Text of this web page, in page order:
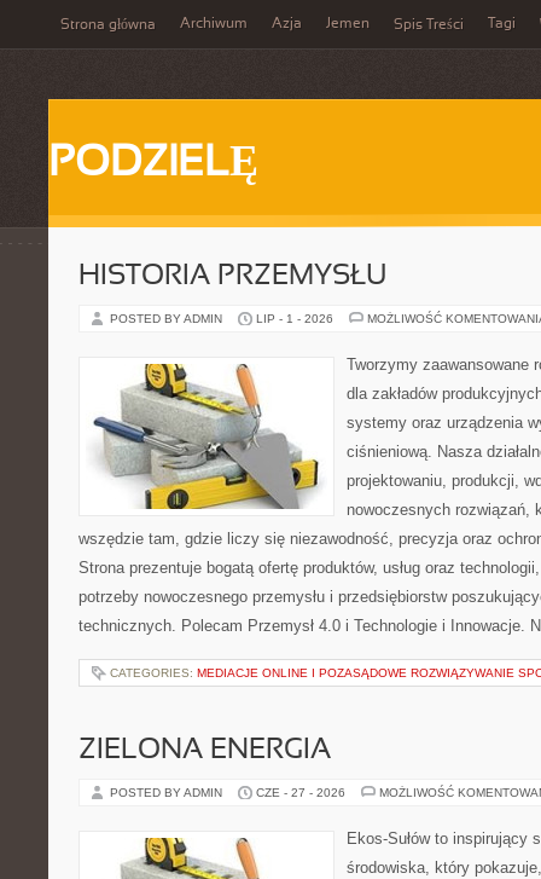
Strona główna Archiwum Azja Jemen Spis Treści Tagi
PODZIELĘ
HISTORIA PRZEMYSŁU
POSTED BY ADMIN LIP - 1 - 2026 MOŻLIWOŚĆ
Tworzymy zaawansowane
dla zakładów
systemy oraz urządzenia
ciśnieniową. Nasza
projektowaniu, produkcji,
nowoczesnych rozwiązań,
wszędzie tam, gdzie liczy się niezawodność, precyzja oraz
Strona prezentuje bogatą ofertę produktów, usług oraz
potrzeby nowoczesnego przemysłu i przedsiębiorstw
technicznych. Polecam Przemysł 4.0 i Technologie i Innowacje.
CATEGORIES: MEDIACJE ONLINE I POZASĄDOWE ROZWIĄZYWANIE
ZIELONA ENERGIA
POSTED BY ADMIN CZE - 27 - 2026 MOŻLIWOŚĆ
Ekos-Sułów to inspirujący
środowiska, który